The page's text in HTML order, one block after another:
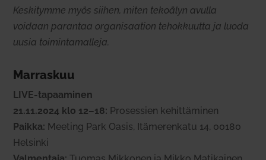
Kes­ki­tymme myös siihen, miten tekoälyn avulla
voidaan parantaa orga­ni­saation tehok­kuutta ja luoda
uusia toi­min­ta­malleja.
Mar­raskuu
LIVE-tapaa­minen
21.11.2024 klo 12–18: Pro­sessien kehit­tä­minen
Paikka: Meeting Park Oasis, Itä­me­renkatu 14, 00180
Hel­sinki